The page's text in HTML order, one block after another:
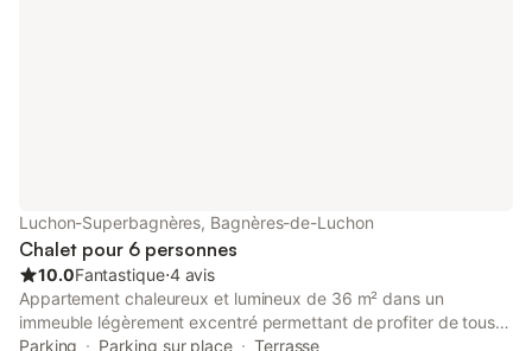
Luchon-Superbagnères, Bagnères-de-Luchon
Chalet pour 6 personnes
10.0Fantastique⋅4 avis
Appartement chaleureux et lumineux de 36 m² dans un
immeuble légèrement excentré permettant de profiter de tous
les avantages du centre ville tout en étant au calme. Au 1 er
Parking Parking sur place
Terrasse